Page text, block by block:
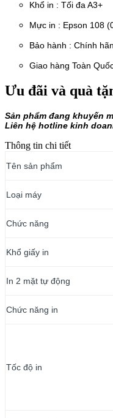
Khổ in : Tối đa A3+
Mực in : Epson 108
Bảo hành : Chính
Giao hàng Toàn
Ưu đãi và quà
Sản phẩm đang khuyến
Liên hệ hotline kinh
Thông tin chi tiết
Tên sản phẩm
Loại máy
Chức năng
Khổ giấy in
In 2 mặt tự động
Chức năng in
Tốc độ in